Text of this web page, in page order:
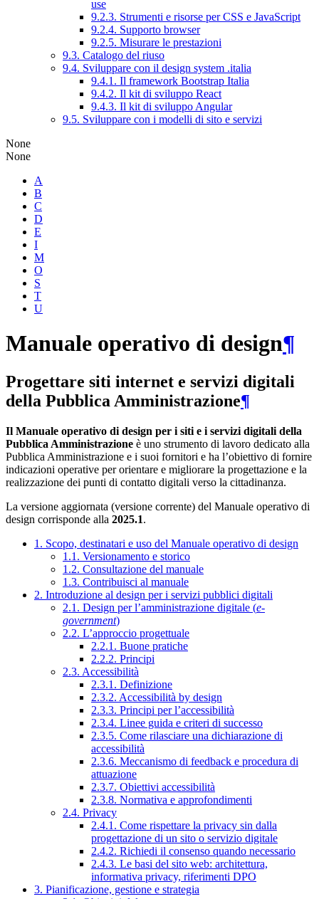
use
9.2.3. Strumenti e risorse per CSS e JavaScript
9.2.4. Supporto browser
9.2.5. Misurare le prestazioni
9.3. Catalogo del riuso
9.4. Sviluppare con il design system .italia
9.4.1. Il framework Bootstrap Italia
9.4.2. Il kit di sviluppo React
9.4.3. Il kit di sviluppo Angular
9.5. Sviluppare con i modelli di sito e servizi
None
None
A
B
C
D
E
I
M
O
S
T
U
Manuale operativo di design¶
Progettare siti internet e servizi digitali
della Pubblica Amministrazione¶
Il Manuale operativo di design per i siti e i servizi digitali della
Pubblica Amministrazione è uno strumento di lavoro dedicato alla
Pubblica Amministrazione e i suoi fornitori e ha l’obiettivo di fornire
indicazioni operative per orientare e migliorare la progettazione e la
realizzazione dei punti di contatto digitali verso la cittadinanza.
La versione aggiornata (versione corrente) del Manuale operativo di
design corrisponde alla 2025.1.
1. Scopo, destinatari e uso del Manuale operativo di design
1.1. Versionamento e storico
1.2. Consultazione del manuale
1.3. Contribuisci al manuale
2. Introduzione al design per i servizi pubblici digitali
2.1. Design per l’amministrazione digitale (e-
government)
2.2. L’approccio progettuale
2.2.1. Buone pratiche
2.2.2. Principi
2.3. Accessibilità
2.3.1. Definizione
2.3.2. Accessibilità by design
2.3.3. Principi per l’accessibilità
2.3.4. Linee guida e criteri di successo
2.3.5. Come rilasciare una dichiarazione di
accessibilità
2.3.6. Meccanismo di feedback e procedura di
attuazione
2.3.7. Obiettivi accessibilità
2.3.8. Normativa e approfondimenti
2.4. Privacy
2.4.1. Come rispettare la privacy sin dalla
progettazione di un sito o servizio digitale
2.4.2. Richiedi il consenso quando necessario
2.4.3. Le basi del sito web: architettura,
informativa privacy, riferimenti DPO
3. Pianificazione, gestione e strategia